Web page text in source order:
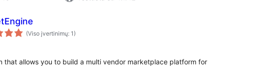
(Viso įvertinimų: 1)
that allows you to build a multi vendor marketplace platform for